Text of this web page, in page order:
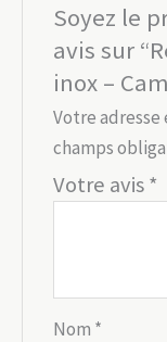
Soyez le
avis sur
inox –
Votre adresse
champs
Votre avis*
Nom *